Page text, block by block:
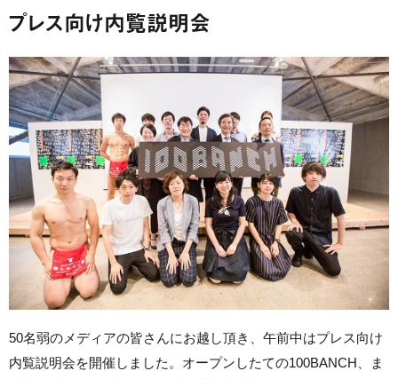
プレス向け内覧説明会
50名弱のメディアの皆さんにお越し頂き、午前中はプレス向け
内覧説明会を開催しました。オープンしたての100BANCH、ま